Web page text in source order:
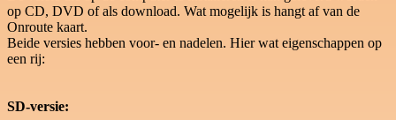
op CD, DVD of als download. Wat mogelijk is hangt af van de
Onroute kaart.
Beide versies hebben voor- en nadelen. Hier wat eigenschappen op
een rij:
SD-versie: